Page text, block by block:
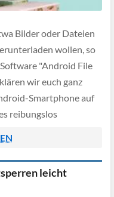
Bilder oder Dateien
wollen, so
"Android File
wir euch ganz
Smartphone auf
reibungslos
leicht